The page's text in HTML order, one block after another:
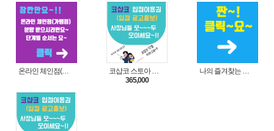
온라인 체인점(가맹점) 분양순서(필독)
365,000